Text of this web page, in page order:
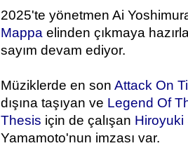
2025'te yönetmen Ai
Mappa elinden çıkmaya
sayım devam ediyor.
Müziklerde en son Attack On
dışına taşıyan ve Legend Of
Thesis için de çalışan Hiroyuki
Yamamoto'nun imzası var.